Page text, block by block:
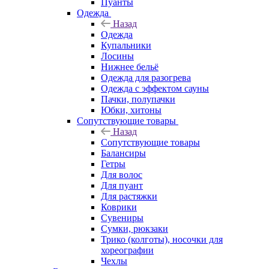
Пуанты
Одежда
Назад
Одежда
Купальники
Лосины
Нижнее бельё
Одежда для разогрева
Одежда с эффектом сауны
Пачки, полупачки
Юбки, хитоны
Сопутствующие товары
Назад
Сопутствующие товары
Балансиры
Гетры
Для волос
Для пуант
Для растяжки
Коврики
Сувениры
Сумки, рюкзаки
Трико (колготы), носочки для
хореографии
Чехлы